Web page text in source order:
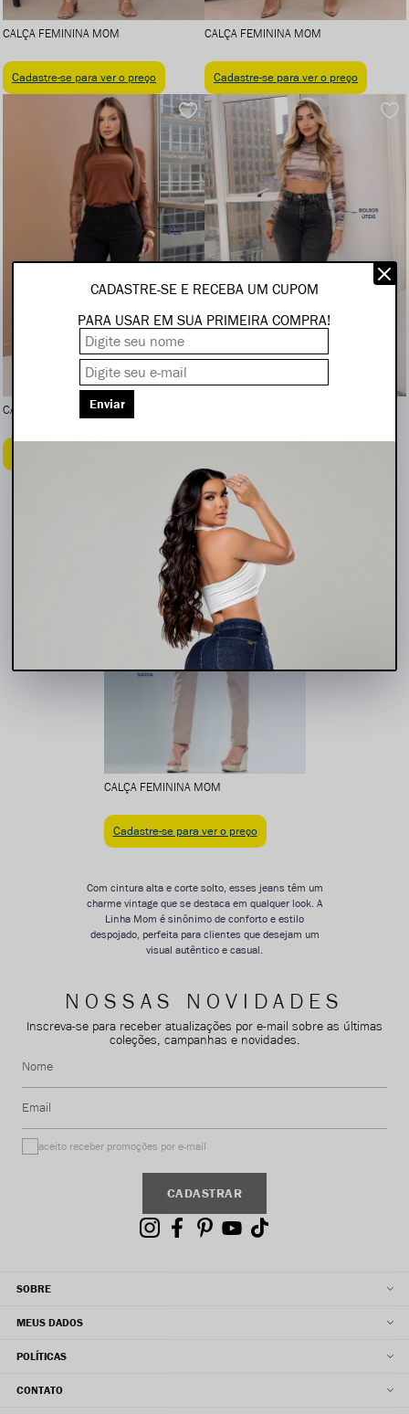
CALÇA FEMININA MOM
Cadastre-se para ver o preço
CALÇA FEMININA MOM
Cadastre-se para ver o preço
CALÇA FEMININA MOM
CALÇA FEMININA MOM
Cadastre-se para ver o preço
Com cintura alta e corte solto, esses jeans têm um
charme vintage que se destaca em qualquer look. A
Linha Mom é sinônimo de conforto e estilo
despojado, perfeita para clientes que desejam um
visual autêntico e casual.
NOSSAS NOVIDADES
Inscreva-se para receber atualizações por e-mail sobre as últimas
coleções, campanhas e novidades.
Nome
Email
CADASTRAR
aceito receber promoções por e-mail
SOBRE
MEUS DADOS
POLÍTICAS
CONTATO
CADASTRE-SE E RECEBA UM CUPOM
PARA USAR EM SUA PRIMEIRA COMPRA!
Enviar